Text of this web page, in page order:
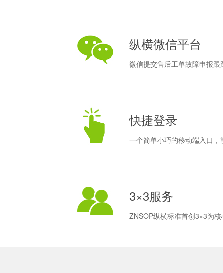
纵横微信平台
微信提交售后工单故障申报
快捷登录
一个简单小巧的移动端入口
3×3服务
ZNSOP纵横标准首创3×3为